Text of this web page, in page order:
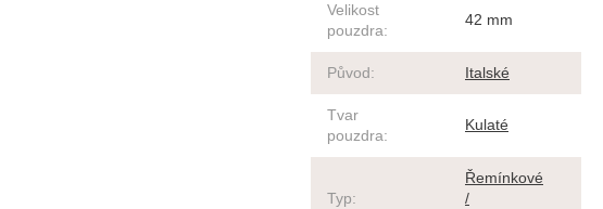
Velikost
pouzdra:
42 mm
Původ: Italské
Tvar
pouzdra:
Kulaté
Typ:
Řemínkové
/